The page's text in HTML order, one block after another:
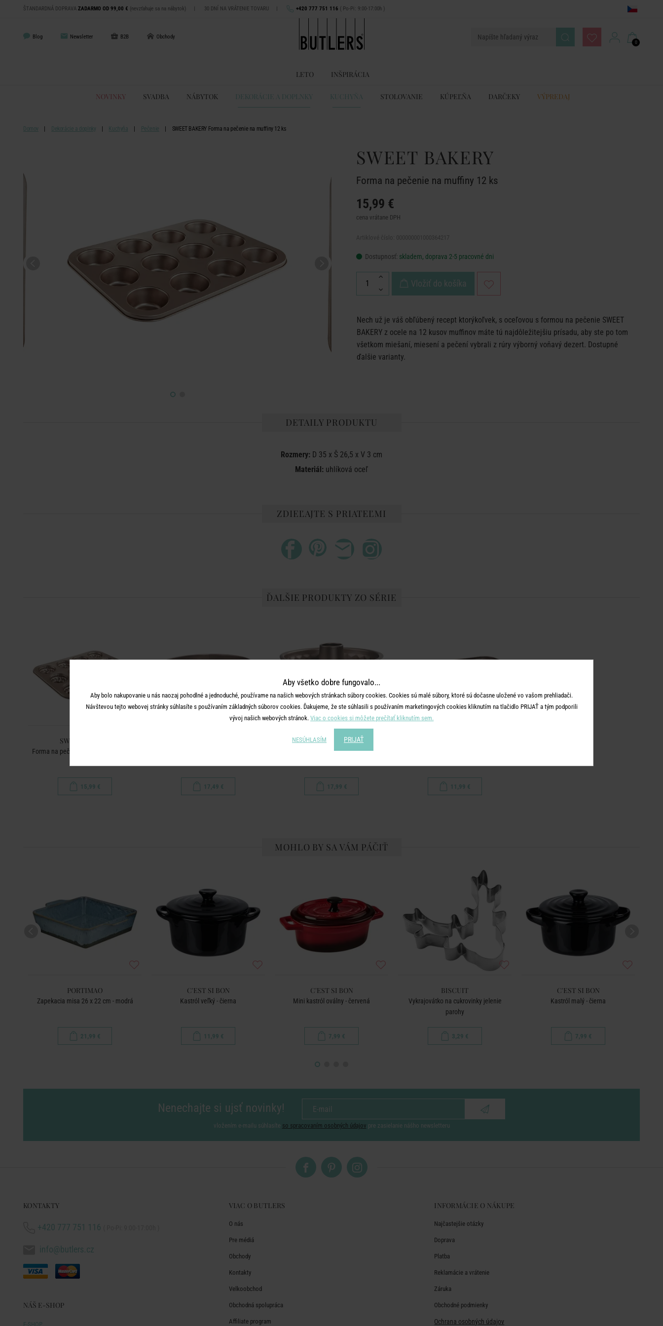
ŠTANDARDNÁ DOPRAVA ZADARMO OD 99,00 € (nevzťahuje sa na nábytok) | 30 DNÍ NA VRÁTENIE TOVARU | +420 777 751 116 ( Po-Pi: 9:00-17:00h )
Blog Newsletter B2B Obchody
0
LETO INŠPIRÁCIA
NOVINKY SVADBA NÁBYTOK DEKORÁCIE A DOPLNKY KUCHYŇA STOLOVANIE KÚPEĽŇA DARČEKY VÝPREDAJ
Domov Dekorácie a doplnky Kuchyňa Pečenie SWEET BAKERY Forma na pečenie na muffiny 12 ks
SWEET BAKERY
Forma na pečenie na muffiny 12 ks
15,99 €
cena vrátane DPH
Dostupnosť: skladem, doprava 2-5 pracovné dni
Vložiť do košíka
Nech už je váš obľúbený recept ktorýkoľvek, s oceľovou s formou na pečenie SWEET
BAKERY z ocele na 12 kusov muffinov máte tú najdôležitejšiu prísadu, aby ste po tom
všetkom miešaní, miesení a pečení vybrali z rúry výborný voňavý dezert. Dostupné
ďalšie varianty.
DETAILY PRODUKTU
Rozmery: D 35 x Š 26,5 x V 3 cm
Materiál: uhlíková oceľ
ZDIEĽAJTE S PRIATEĽMI
ĎALŠIE PRODUKTY ZO SÉRIE
SWEET BAKERY
Forma na pečenie malá bábovka na 12
15,99 € 17,49 €
SWEET BAKERY
Forma na pečenie na bábovku 22 cm
17,99 € 11,99 €
MOHLO BY SA VÁM PÁČIŤ
PORTIMAO
Zapekacia misa 26 x 22 cm - modrá
21,99 €
C'EST SI BON
Kastról veľký - čierna
11,99 €
C'EST SI BON
Mini kastról oválny - červená
7,99 €
BISCUIT
Vykrajovátko na cukrovinky jelenie
parohy
3,29 €
C'EST SI BON
Kastról malý - čierna
7,99 €
Nenechajte si ujsť novinky!
vložením e-mailu súhlasíte so spracovaním osobných údajov pre zasielanie nášho newsletteru
KONTAKTY
+420 777 751 116
info@butlers.cz
NÁŠ E-SHOP
E-SHOP
VIAC O BUTLERS
O nás
Pre médiá
Obchody
Kontakty
Velkoobchod
Obchodná spolupráca
Affiliate program
INFORMÁCIE O NÁKUPE
Najčastejšie otázky
Doprava
Platba
Reklamácie a vrátenie
Záruka
Obchodné podmienky
Ochrana osobných údajov
Aby všetko dobre fungovalo...
Aby bolo nakupovanie u nás naozaj pohodlné a jednoduché, používame na našich webových stránkach súbory cookies. Cookies sú malé súbory, ktoré sú dočasne uložené vo vašom prehliadači.
Návštevou tejto webovej stránky súhlasíte s používaním základných súborov cookies. Ďakujeme, že ste súhlasili s používaním marketingových cookies kliknutím na tlačidlo PRIJAŤ a tým podporili
vývoj našich webových stránok. Viac o cookies si môžete prečítať kliknutím sem.
NESÚHLASÍM PRIJAŤ